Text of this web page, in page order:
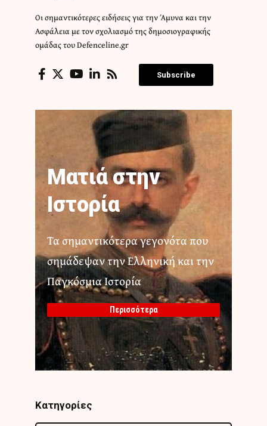
Οι σημαντικότερες ειδήσεις για την Άμυνα και την
Ασφάλεια με τον σχολιασμό της δημοσιογραφικής
ομάδας του Defenceline.gr
Subscribe
Ματιά στην
Ιστορία
Τα σημαντικότερα γεγονότα που
σημάδεψαν την Ελληνική και την
Παγκόσμια Ιστορία
Περισσότερα
Κατηγορίες